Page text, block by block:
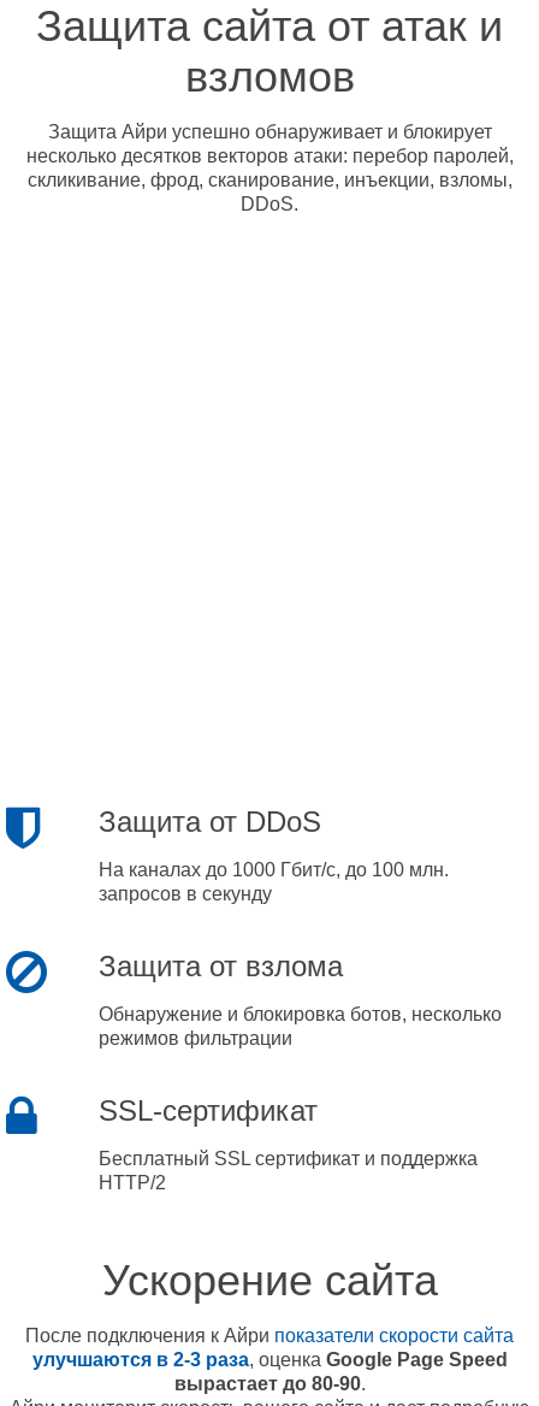
Защита сайта от атак и
взломов
Защита Айри успешно обнаруживает и блокирует
несколько десятков векторов атаки: перебор паролей,
скликивание, фрод, сканирование, инъекции, взломы,
DDoS.
Защита от DDoS
На каналах до 1000 Гбит/с, до 100 млн.
запросов в секунду
Защита от взлома
Обнаружение и блокировка ботов, несколько
режимов фильтрации
SSL-сертификат
Бесплатный SSL сертификат и поддержка
HTTP/2
Ускорение сайта
После подключения к Айри показатели скорости сайта
улучшаются в 2-3 раза, оценка Google Page Speed
вырастает до 80-90.